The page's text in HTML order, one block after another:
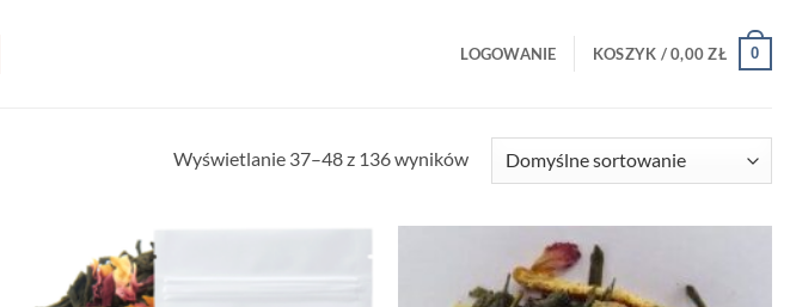
LOGOWANIE KOSZYK /0,00ZŁ 0
Wyświetlanie 37–48 z 136 wyników